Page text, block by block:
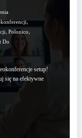
,
, Polonico,
Do
setup!
się na efektywne